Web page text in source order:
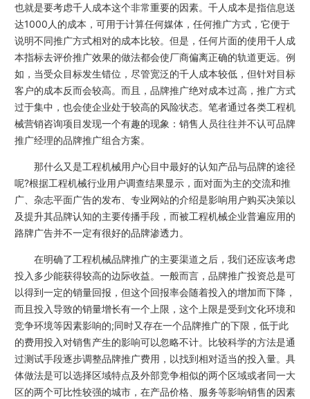
也就是要考虑千人成本这个非常重要的因素。千人成本是指信息送
达1000人的成本，可用于计算任何媒体，任何推广方式，它便于
说明不同推广方式相对的成本比较。但是，任何片面的使用千人成
本指标去评价推广效果的做法都会使厂商偏离正确的轨道更远。例
如，当受众目标发生错位，尽管宽泛的千人成本较低，但针对目标
客户的成本反而会较高。而且，品牌推广绝对成本过高，推广方式
过于集中，也会使企业处于较高的风险状态。笔者通过各类工程机
械营销咨询项目发现一个有趣的现象：销售人员往往并不认可品牌
推广经理的品牌推广组合方案。
那什么又是工程机械用户心目中最好的认知产品与品牌的途径
呢?根据工程机械行业用户调查结果显示，面对面为主的交流和推
广、杂志平面广告的发布、专业网站的介绍是影响用户购买决策以
及提升其品牌认知的主要传播手段，而被工程机械企业普遍应用的
路牌广告并不一定有很好的品牌渗透力。
在明确了工程机械品牌推广的主要渠道之后，我们还应该考虑
投入多少能获得较高的边际收益。一般而言，品牌推广投资总是可
以得到一定的销量回报，但这个回报率会随着投入的增加而下降，
而且投入导致的销量增长有一个上限，这个上限是受到文化环境和
竞争环境等因素影响的;同时又存在一个品牌推广的下限，低于此
的费用投入对销售产生的影响可以忽略不计。比较科学的方法是通
过测试手段逐步调整品牌推广费用，以找到相对适当的投入量。具
体做法是可以选择区域特点及外部竞争相似的两个区域或者同一大
区的两个可比性较强的城市，在产品价格、服务等影响销售的因素